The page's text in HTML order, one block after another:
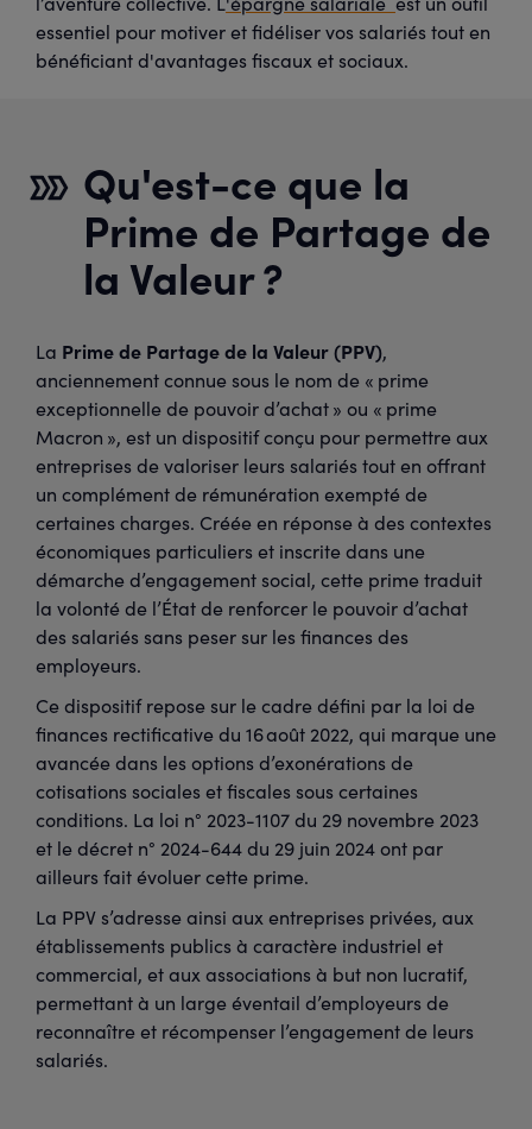
essentiel pour motiver et fidéliser vos salariés tout en
bénéficiant d'avantages fiscaux et sociaux.
Qu'est-ce que la
Prime de Partage de
la Valeur ?
La Prime de Partage de la Valeur (PPV),
anciennement connue sous le nom de « prime
exceptionnelle de pouvoir d’achat » ou « prime
Macron », est un dispositif conçu pour permettre aux
entreprises de valoriser leurs salariés tout en offrant
un complément de rémunération exempté de
certaines charges. Créée en réponse à des contextes
économiques particuliers et inscrite dans une
démarche d’engagement social, cette prime traduit
la volonté de l’État de renforcer le pouvoir d’achat
des salariés sans peser sur les finances des
employeurs.
Ce dispositif repose sur le cadre défini par la loi de
finances rectificative du 16 août 2022, qui marque une
avancée dans les options d’exonérations de
cotisations sociales et fiscales sous certaines
conditions. La loi n° 2023-1107 du 29 novembre 2023
et le décret n° 2024-644 du 29 juin 2024 ont par
ailleurs fait évoluer cette prime.
La PPV s’adresse ainsi aux entreprises privées, aux
établissements publics à caractère industriel et
commercial, et aux associations à but non lucratif,
permettant à un large éventail d’employeurs de
reconnaître et récompenser l’engagement de leurs
salariés.